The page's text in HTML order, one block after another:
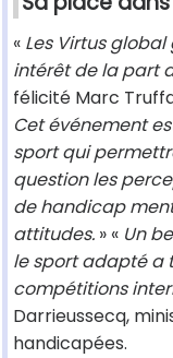
« Les Virtus
intérêt de la part
félicité Marc
Cet événement
sport qui
question les
de handicap
attitudes. » « Un
le sport adapté a
compétitions
Darrieussecq,
handicapées.